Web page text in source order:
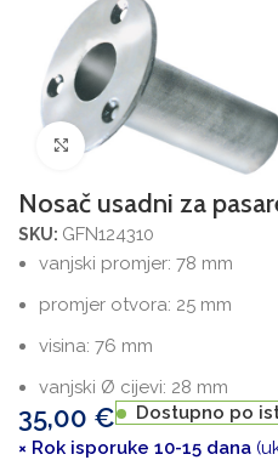
Povećajte sliku
Nosač usadni za
SKU: GFN124310
vanjski promjer: 78 mm
promjer otvora: 25 mm
visina: 76 mm
vanjski Ø cijevi: 28 mm
35,00 €
Dostupno po
× Rok isporuke 10-15 dana